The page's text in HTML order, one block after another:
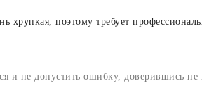
хрупкая, поэтому требует
и не допустить ошибку, доверившись